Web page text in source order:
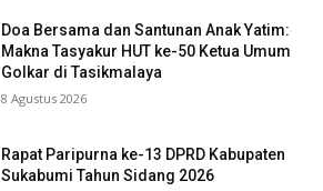
Doa Bersama dan Santunan Anak Yatim:
Makna Tasyakur HUT ke-50 Ketua Umum
Golkar di Tasikmalaya
8 Agustus 2026
Rapat Paripurna ke-13 DPRD Kabupaten
Sukabumi Tahun Sidang 2026